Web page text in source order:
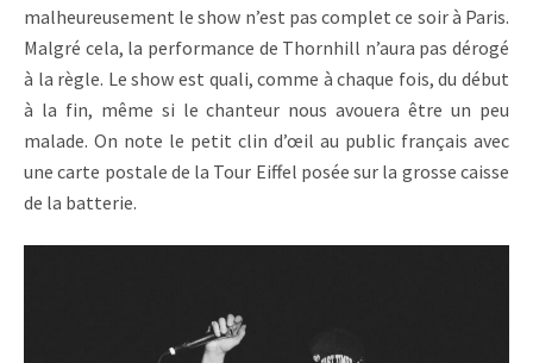
malheureusement le show n’est pas complet ce soir à Paris.
Malgré cela, la performance de Thornhill n’aura pas dérogé
à la règle. Le show est quali, comme à chaque fois, du début
à la fin, même si le chanteur nous avouera être un peu
malade. On note le petit clin d’œil au public français avec
une carte postale de la Tour Eiffel posée sur la grosse caisse
de la batterie.